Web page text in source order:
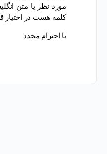
مورد نظر یا متن
کلمه هست در اختیار
با احترام مجدد